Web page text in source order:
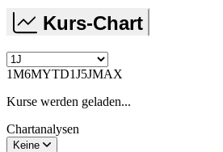
Kurs-Chart
1M6MYTD1J5JMAX
Kurse werden geladen...
Chartanalysen
Keine